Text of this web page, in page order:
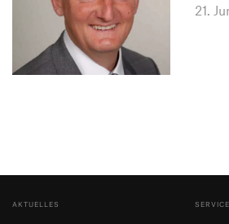
21.
AKTUELLES SERVICE